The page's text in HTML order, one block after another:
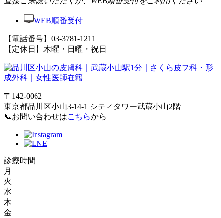
WEB順番受付
【電話番号】03-3781-1211
【定休日】木曜・日曜・祝日
〒142-0062
東京都品川区小山3-14-1 シティタワー武蔵小山2階
📞お問い合わせはこちらから
診療時間
月
火
水
木
金